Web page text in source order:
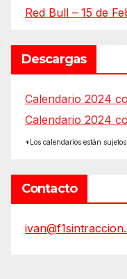
Red Bull – 15 de
Descargas
Calendario 2024
Calendario 2024
*Los calendarios están
Contacto